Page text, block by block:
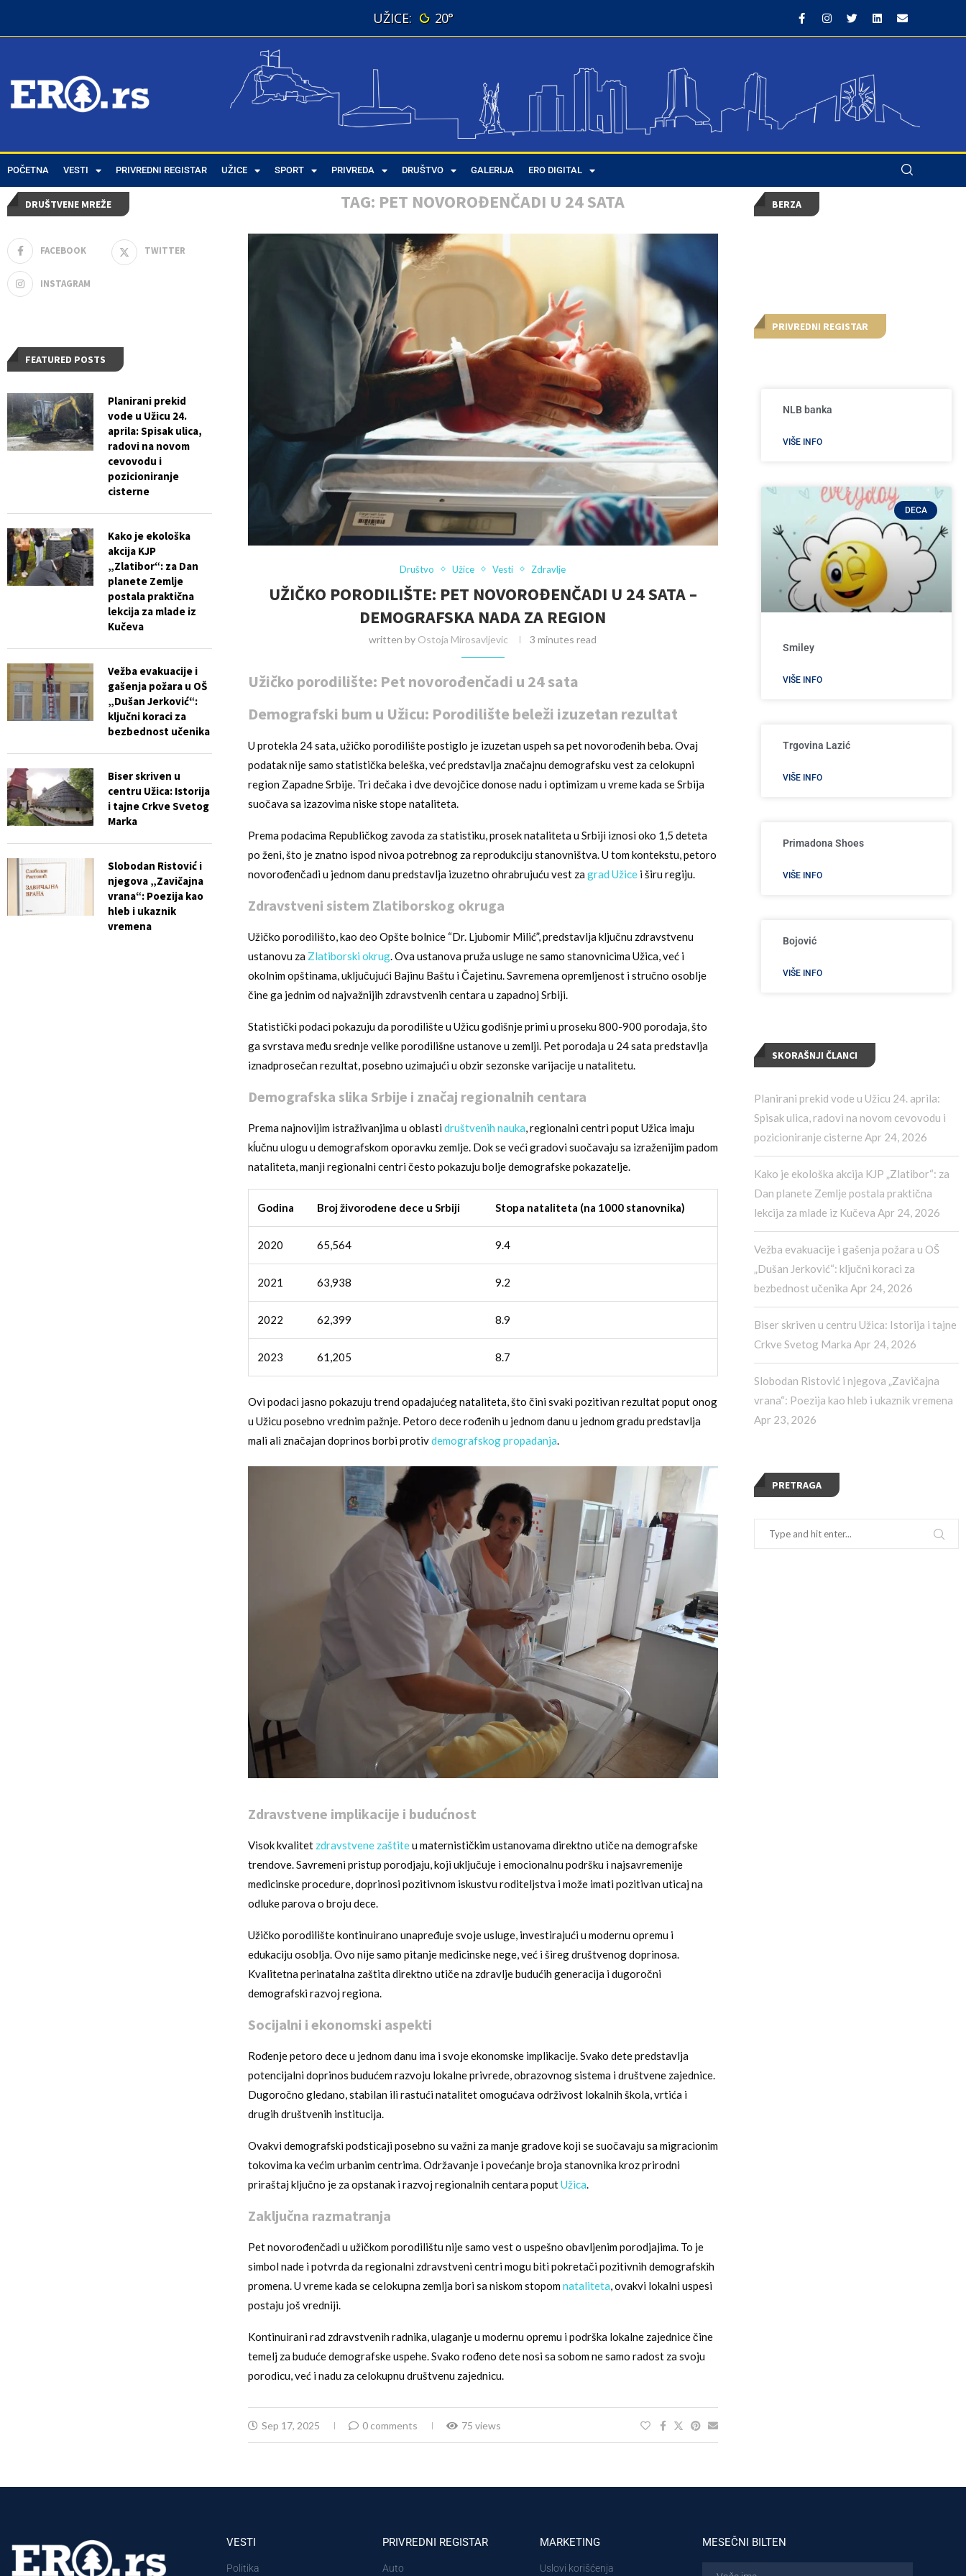
20°
POČETNA VESTI PRIVREDNI REGISTAR UŽICE SPORT PRIVREDA DRUŠTVO GALERIJA ERO DIGITAL
Home Tags Posts tagged with "Pet novorođenčadi u 24 sata"
TAG: PET NOVOROĐENČADI U 24 SATA
Društvo Užice Vesti Zdravlje
UŽIČKO PORODILIŠTE: PET NOVOROĐENČADI U 24 SATA –
DEMOGRAFSKA NADA ZA REGION
written by Ostoja Mirosavljevic 3 minutes read
Užičko porodilište: Pet novorođenčadi u 24 sata
Demografski bum u Užicu: Porodilište beleži izuzetan rezultat
U protekla 24 sata, užičko porodilište postiglo je izuzetan uspeh sa pet novorođenih beba. Ovaj
podatak nije samo statistička beleška, već predstavlja značajnu demografsku vest za celokupni
region Zapadne Srbije. Tri dečaka i dve devojčice donose nadu i optimizam u vreme kada se Srbija
suočava sa izazovima niske stope nataliteta.
Prema podacima Republičkog zavoda za statistiku, prosek nataliteta u Srbiji iznosi oko 1,5 deteta
po ženi, što je znatno ispod nivoa potrebnog za reprodukciju stanovništva. U tom kontekstu, petoro
novorođenčadi u jednom danu predstavlja izuzetno ohrabrujuću vest zagrad Užicei širu regiju.
Zdravstveni sistem Zlatiborskog okruga
Užičko porodilišto, kao deo Opšte bolnice “Dr. Ljubomir Milić”, predstavlja ključnu zdravstvenu
ustanovu za Zlatiborski okrug. Ova ustanova pruža usluge ne samo stanovnicima Užica, već i
okolnim opštinama, uključujući Bajinu Baštu i Čajetinu. Savremena opremljenost i stručno osoblje
čine ga jednim od najvažnijih zdravstvenih centara u zapadnoj Srbiji.
Statistički podaci pokazuju da porodilište u Užicu godišnje primi u proseku 800-900 porodaja, što
ga svrstava među srednje velike porodilišne ustanove u zemlji. Pet porodaja u 24 sata predstavlja
iznadprosečan rezultat, posebno uzimajući u obzir sezonske varijacije u natalitetu.
Demografska slika Srbije i značaj regionalnih centara
Prema najnovijim istraživanjima u oblastidruštvenih nauka, regionalni centri poput Užica imaju
kĺučnu ulogu u demografskom oporavku zemlje. Dok se veći gradovi suočavaju sa izraženijim padom
nataliteta, manji regionalni centri često pokazuju bolje demografske pokazatelje.
Godina Broj živorodene dece u Srbiji Stopa nataliteta (na 1000 stanovnika)
2020 65,564 9.4
2021 63,938 9.2
2022 62,399 8.9
2023 61,205 8.7
Ovi podaci jasno pokazuju trend opadajućeg nataliteta, što čini svaki pozitivan rezultat poput onog
u Užicu posebno vrednim pažnje. Petoro dece rođenih u jednom danu u jednom gradu predstavlja
mali ali značajan doprinos borbi protivdemografskog propadanja.
Zdravstvene implikacije i budućnost
Visok kvalitet zdravstvene zaštiteu maternističkim ustanovama direktno utiče na demografske
trendove. Savremeni pristup porodjaju, koji uključuje i emocionalnu podršku i najsavremenije
medicinske procedure, doprinosi pozitivnom iskustvu roditeljstva i može imati pozitivan uticaj na
odluke parova o broju dece.
Užičko porodilište kontinuirano unapređuje svoje usluge, investirajući u modernu opremu i
edukaciju osoblja. Ovo nije samo pitanje medicinske nege, već i šireg društvenog doprinosa.
Kvalitetna perinatalna zaštita direktno utiče na zdravlje budućih generacija i dugoročni
demografski razvoj regiona.
Socijalni i ekonomski aspekti
Rođenje petoro dece u jednom danu ima i svoje ekonomske implikacije. Svako dete predstavlja
potencijalni doprinos budućem razvoju lokalne privrede, obrazovnog sistema i društvene zajednice.
Dugoročno gledano, stabilan ili rastući natalitet omogućava održivost lokalnih škola, vrtića i
drugih društvenih institucija.
Ovakvi demografski podsticaji posebno su važni za manje gradove koji se suočavaju sa migracionim
tokovima ka većim urbanim centrima. Održavanje i povećanje broja stanovnika kroz prirodni
priraštaj ključno je za opstanak i razvoj regionalnih centara poputUžica.
Zaključna razmatranja
Pet novorođenčadi u užičkom porodilištu nije samo vest o uspešno obavljenim porodjajima. To je
simbol nade i potvrda da regionalni zdravstveni centri mogu biti pokretači pozitivnih demografskih
promena. U vreme kada se celokupna zemlja bori sa niskom stopomnataliteta, ovakvi lokalni uspesi
postaju još vredniji.
Kontinuirani rad zdravstvenih radnika, ulaganje u modernu opremu i podrška lokalne zajednice čine
temelj za buduće demografske uspehe. Svako rođeno dete nosi sa sobom ne samo radost za svoju
porodicu, već i nadu za celokupnu društvenu zajednicu.
Sep 17, 2025 0 comments 75 views
BERZA
PRIVREDNI REGISTAR
NLB banka
VIŠE INFO
DECA
Smiley
VIŠE INFO
Trgovina Lazić
VIŠE INFO
Primadona Shoes
VIŠE INFO
Bojović
VIŠE INFO
SKORAŠNJI ČLANCI
Planirani prekid vode u Užicu 24. aprila:
Spisak ulica, radovi na novom cevovodu i
pozicioniranje cisterne Apr 24, 2026
Kako je ekološka akcija KJP „Zlatibor“: za
Dan planete Zemlje postala praktična
lekcija za mlade iz Kučeva Apr 24, 2026
Vežba evakuacije i gašenja požara u OŠ
„Dušan Jerković“: ključni koraci za
bezbednost učenika Apr 24, 2026
Biser skriven u centru Užica: Istorija i tajne
Crkve Svetog Marka Apr 24, 2026
Slobodan Ristović i njegova „Zavičajna
vrana“: Poezija kao hleb i ukaznik vremena
Apr 23, 2026
PRETRAGA
DRUŠTVENE MREŽE
FACEBOOK TWITTER
INSTAGRAM
FEATURED POSTS
Planirani prekid
vode u Užicu 24.
aprila: Spisak ulica,
radovi na novom
cevovodu i
pozicioniranje
cisterne
Kako je ekološka
akcija KJP
„Zlatibor“: za Dan
planete Zemlje
postala praktična
lekcija za mlade iz
Kučeva
Vežba evakuacije i
gašenja požara u OŠ
„Dušan Jerković“:
ključni koraci za
bezbednost učenika
Biser skriven u
centru Užica: Istorija
i tajne Crkve Svetog
Marka
Slobodan Ristović i
njegova „Zavičajna
vrana“: Poezija kao
hleb i ukaznik
vremena
VESTI
Politika
PRIVREDNI REGISTAR
Auto
MARKETING
Uslovi korišćenja
MESEČNI BILTEN